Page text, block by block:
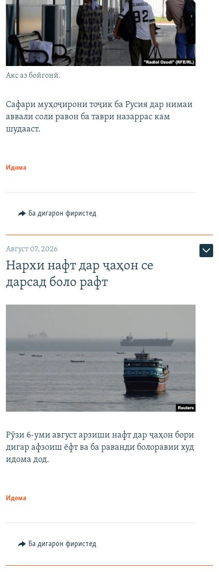
Акс аз бойгонӣ.
Сафари муҳоҷирони тоҷик ба Русия дар нимаи
аввали соли равон ба таври назаррас кам
шудааст.
Идома
Ба дигарон фиристед
Август 07, 2026
Нархи нафт дар ҷаҳон се
дарсад боло рафт
Рӯзи 6-уми август арзиши нафт дар ҷаҳон бори
дигар афзоиш ёфт ва ба раванди болоравии худ
идома дод.
Идома
Ба дигарон фиристед